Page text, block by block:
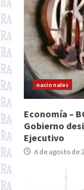
nacionales
Economía –
Gobierno
Ejecutivo
6 de agosto de